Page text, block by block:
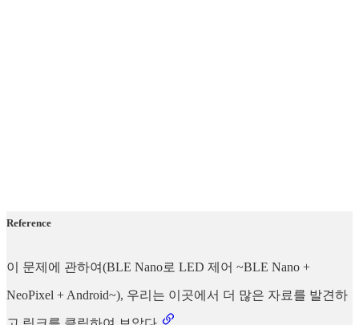
Reference
이 문제에 관하여(BLE Nano로 LED 제어 ~BLE Nano +
NeoPixel + Android~), 우리는 이곳에서 더 많은 자료를 발견하